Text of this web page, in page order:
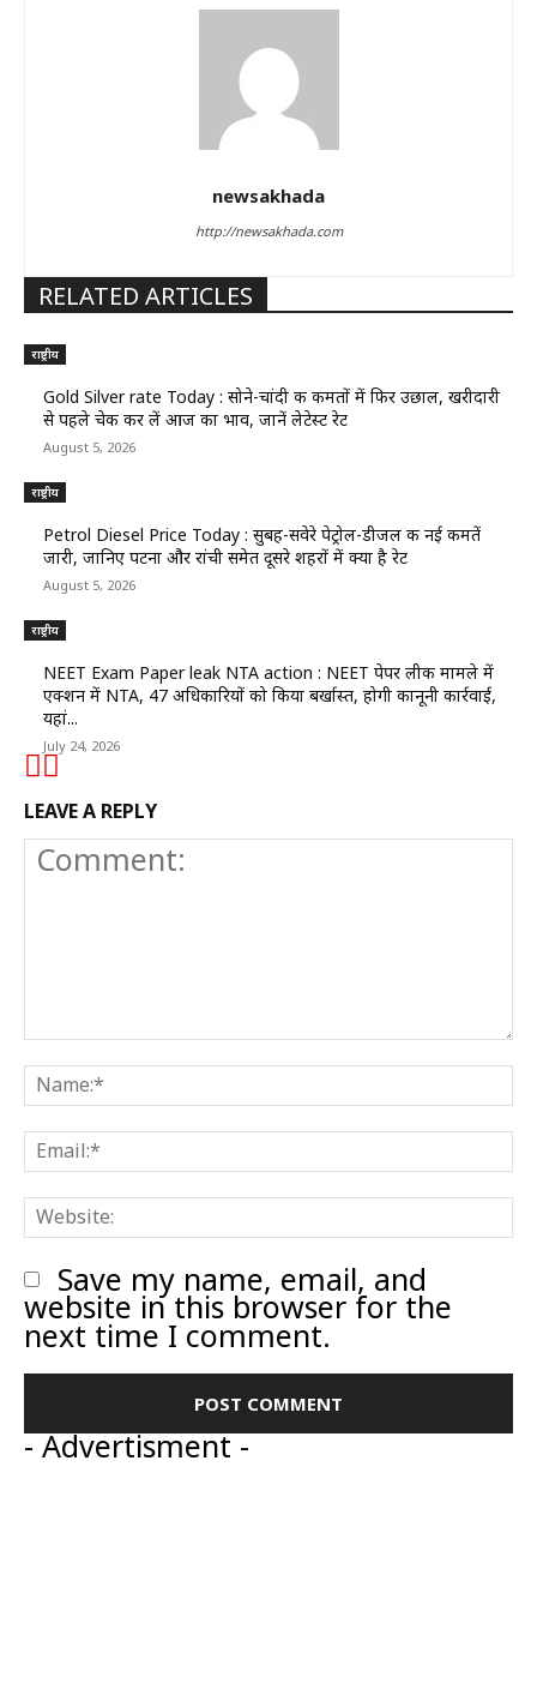
newsakhada
http://newsakhada.com
RELATED ARTICLES
राष्ट्रीय
Gold Silver rate Today : सोने-चांदी की कीमतों में फिर उछाल, खरीदारी
से पहले चेक कर लें आज का भाव, जानें लेटेस्ट रेट
August 5, 2026
राष्ट्रीय
Petrol Diesel Price Today : सुबह-सवेरे पेट्रोल-डीजल की नई कीमतें
जारी, जानिए पटना और रांची समेत दूसरे शहरों में क्या है रेट
August 5, 2026
राष्ट्रीय
NEET Exam Paper leak NTA action : NEET पेपर लीक मामले में
एक्शन में NTA, 47 अधिकारियों को किया बर्खास्त, होगी कानूनी कार्रवाई,
यहां...
July 24, 2026
LEAVE A REPLY
Comment:
Save my name, email, and
website in this browser for the
next time I comment.
- Advertisment -